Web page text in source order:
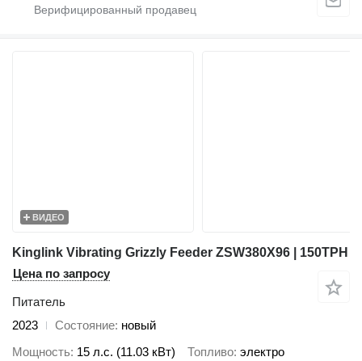
ВИДЕО
Kinglink Vibrating Grizzly Feeder ZSW380X96 | 150TPH
Цена по запросу
Питатель
2023
Состояние новый
Мощность 15 л.с. (11.03 кВт) Топливо электро